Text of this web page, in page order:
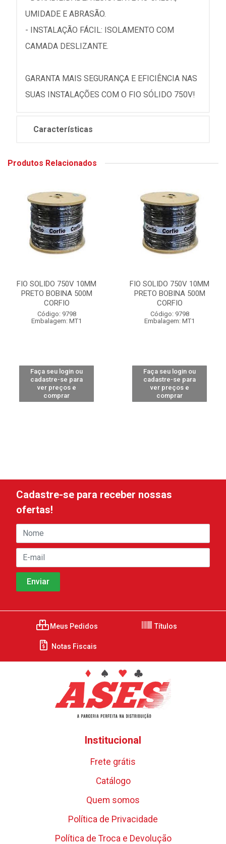
UMIDADE E ABRASÃO.
- INSTALAÇÃO FÁCIL: ISOLAMENTO COM
CAMADA DESLIZANTE.
GARANTA MAIS SEGURANÇA E EFICIÊNCIA NAS
SUAS INSTALAÇÕES COM O FIO SÓLIDO 750V!
Características
Produtos Relacionados
FIO SOLIDO 750V 10MM
PRETO BOBINA 500M
CORFIO
Código: 9798
Embalagem: MT1
Faça seu login ou
cadastre-se para
ver preços e
comprar
FIO SOLIDO 750V 10MM
PRETO BOBINA 500M
CORFIO
Código: 9798
Embalagem: MT1
Faça seu login ou
cadastre-se para
ver preços e
comprar
Cadastre-se para receber nossas
ofertas!
Meus Pedidos Títulos
Notas Fiscais
Institucional
Frete grátis
Catálogo
Quem somos
Política de Privacidade
Política de Troca e Devolução